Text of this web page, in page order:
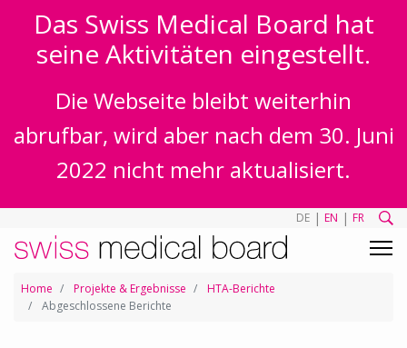
Das Swiss Medical Board hat
seine Aktivitäten eingestellt.
Die Webseite bleibt weiterhin
abrufbar, wird aber nach dem 30. Juni
2022 nicht mehr aktualisiert.
DE | EN | FR
Home Projekte & Ergebnisse
HTA-Berichte
Abgeschlossene Berichte